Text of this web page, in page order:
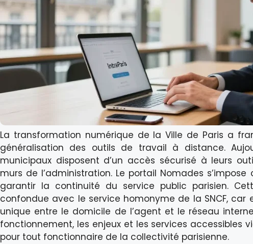
La transformation numérique de la Ville de Paris a
généralisation des outils de travail à distance.
municipaux disposent d’un accès sécurisé à leurs
murs de l’administration. Le portail Nomades
garantir la continuité du service public parisien.
confondue avec le service homonyme de la SNCF,
unique entre le domicile de l’agent et le réseau
fonctionnement, les enjeux et les services accessibles
pour tout fonctionnaire de la collectivité parisienne.